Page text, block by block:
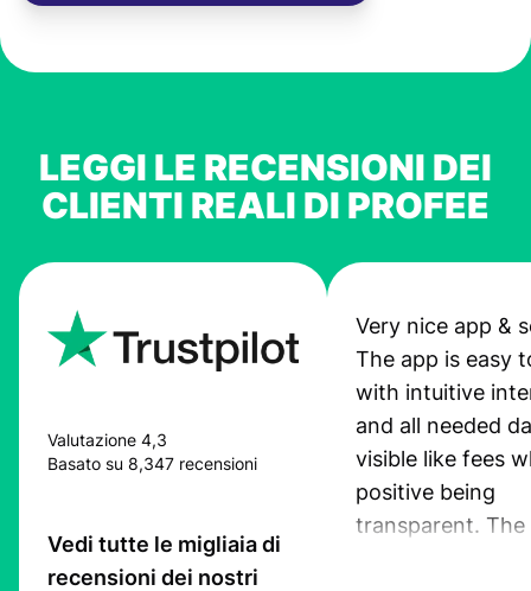
LEGGI LE RECENSIONI DEI
CLIENTI REALI DI PROFEE
Valutazione 4,3
Basato su 8,347 recensioni
Vedi tutte le migliaia di
recensioni dei nostri
Very nice app &
The app is easy
with intuitive
and all needed
visible like fees
positive being
transparent. The